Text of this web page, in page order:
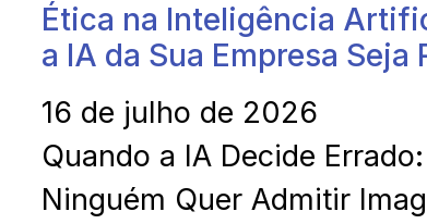
Ética na Inteligência
a IA da Sua Empresa Seja
16 de julho de 2026
Quando a IA Decide
Ninguém Quer Admitir